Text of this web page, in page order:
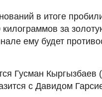
в итоге
за
ему будет
Гусман
с Давидом